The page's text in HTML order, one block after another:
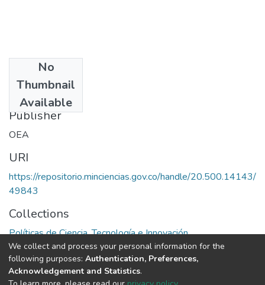
No
Thumbnail
Available
1974
Publisher
OEA
URI
https://repositorio.minciencias.gov.co/handle/20.500.14143/
49843
Collections
Políticas de Ciencia, Tecnología e Innovación
Full item page
We collect and process your personal information for the
following purposes: Authentication, Preferences,
Acknowledgement and Statistics.